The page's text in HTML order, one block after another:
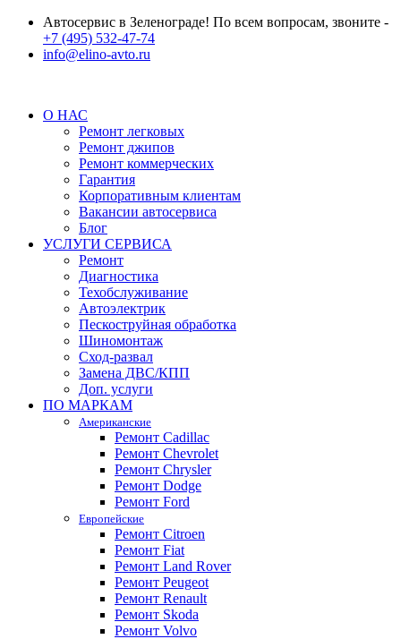
Автосервис в Зеленограде! По всем вопросам, звоните -
+7 (495) 532-47-74
info@elino-avto.ru
О НАС
Ремонт легковых
Ремонт джипов
Ремонт коммерческих
Гарантия
Корпоративным клиентам
Вакансии автосервиса
Блог
УСЛУГИ СЕРВИСА
Ремонт
Диагностика
Техобслуживание
Автоэлектрик
Пескоструйная обработка
Шиномонтаж
Сход-развал
Замена ДВС/КПП
Доп. услуги
ПО МАРКАМ
Американские
Ремонт Cadillac
Ремонт Chevrolet
Ремонт Chrysler
Ремонт Dodge
Ремонт Ford
Европейские
Ремонт Citroen
Ремонт Fiat
Ремонт Land Rover
Ремонт Peugeot
Ремонт Renault
Ремонт Skoda
Ремонт Volvo